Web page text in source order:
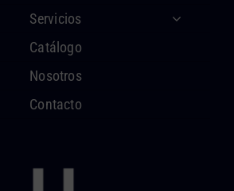
Servicios
Catálogo
Nosotros
Contacto